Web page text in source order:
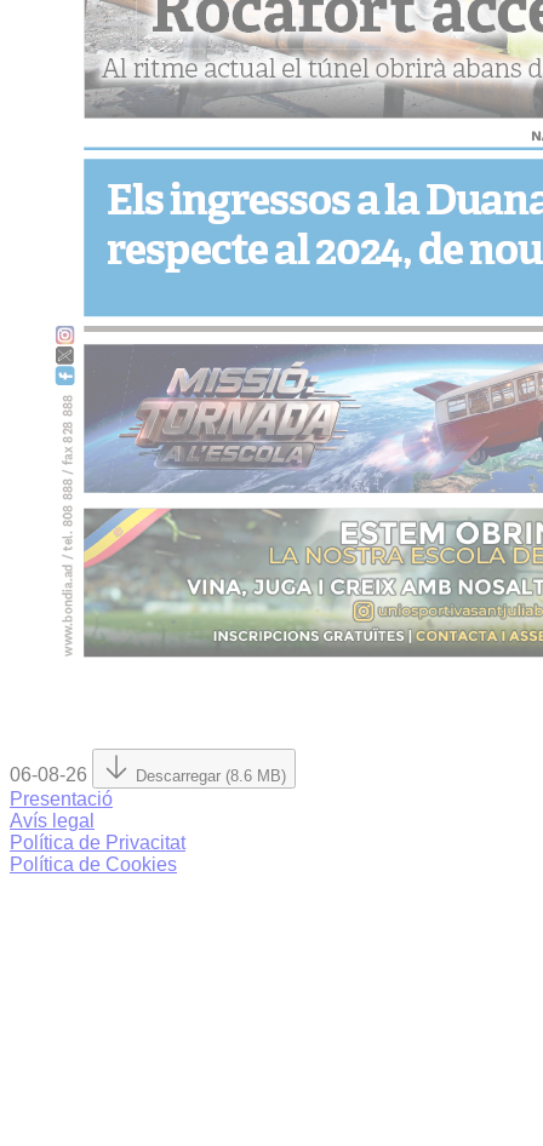
06-08-26 Descarregar (8.6 MB)
Presentació
Avís legal
Política de Privacitat
Política de Cookies